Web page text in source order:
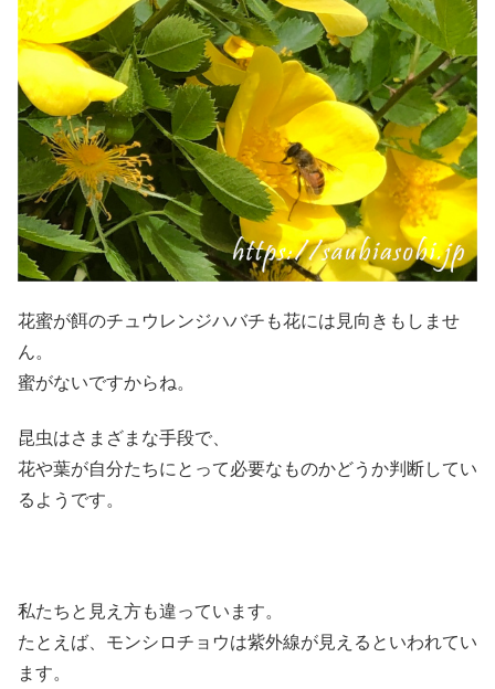
花蜜が餌のチュウレンジハバチも花には見向きもしませ
ん。
蜜がないですからね。
昆虫はさまざまな手段で、
花や葉が自分たちにとって必要なものかどうか判断してい
るようです。
私たちと見え方も違っています。
たとえば、モンシロチョウは紫外線が見えるといわれてい
ます。